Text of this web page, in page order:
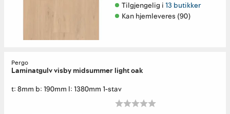
Tilgjengelig i 13 butikker
Kan hjemleveres (90)
Pergo
Laminatgulv visby midsummer light oak
t: 8mm b: 190mm l: 1380mm 1-stav